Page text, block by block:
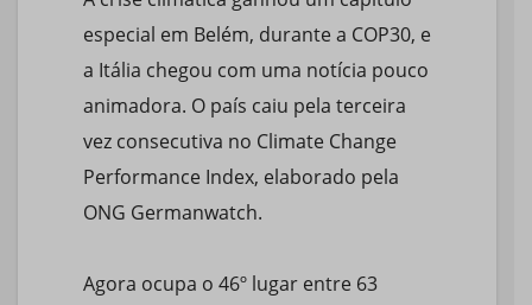
especial em Belém, durante a COP30, e
a Itália chegou com uma notícia pouco
animadora. O país caiu pela terceira
vez consecutiva no Climate Change
Performance Index, elaborado pela
ONG Germanwatch.
Agora ocupa o 46º lugar entre 63